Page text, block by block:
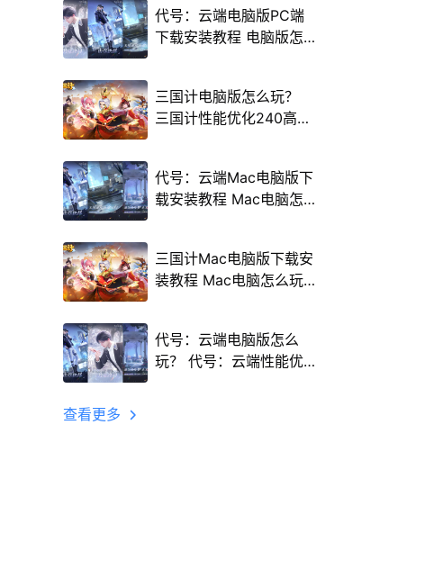
代号：云端电脑版PC端
下载安装教程 电脑版怎
三国计电脑版怎么玩？
三国计性能优化240高帧
代号：云端Mac电脑版下
载安装教程 Mac电脑怎
三国计Mac电脑版下载安
装教程 Mac电脑怎么玩
代号：云端电脑版怎么
玩？ 代号：云端性能优
查看更多